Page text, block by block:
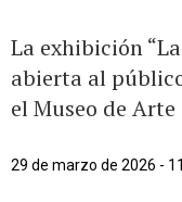
La exhibición
abierta al
el Museo de
29 de marzo de 2026 -